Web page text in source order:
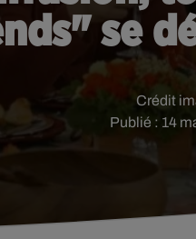
se
Publié : 14
Crédit